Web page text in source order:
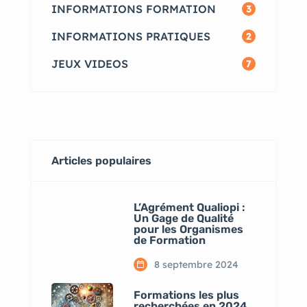
INFORMATIONS FORMATION 3
INFORMATIONS PRATIQUES 2
JEUX VIDEOS 7
Articles populaires
L’Agrément Qualiopi :
Un Gage de Qualité
pour les Organismes
de Formation
8 septembre 2024
Formations les plus